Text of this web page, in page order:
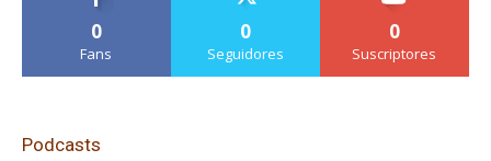
0
Fans
0
Seguidores
0
Suscriptores
Podcasts